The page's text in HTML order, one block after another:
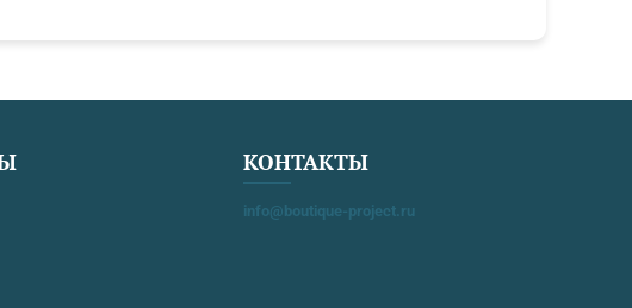
КОНТАКТЫ
info@boutique-project.ru